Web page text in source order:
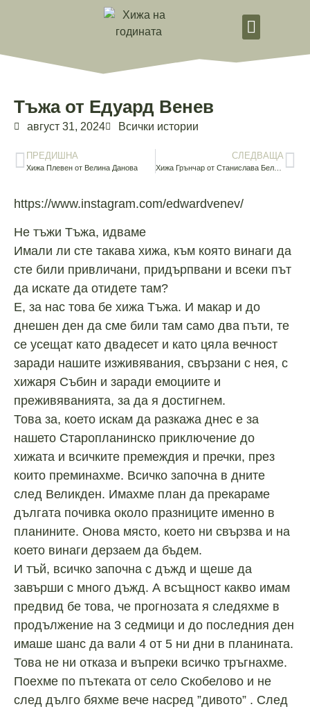
Тъжа от Едуард Венев
август 31, 2024 Всички истории
ПРЕДИШНА
Хижа Плевен от Велина Данова
СЛЕДВАЩА
Хижа Грънчар от Станислава Белчева
https://www.instagram.com/edwardvenev/
Не тъжи Тъжа, идваме
Имали ли сте такава хижа, към която винаги да
сте били привличани, придърпвани и всеки път
да искате да отидете там?
Е, за нас това бе хижа Тъжа. И макар и до
днешен ден да сме били там само два пъти, те
се усещат като двадесет и като цяла вечност
заради нашите изживявания, свързани с нея, с
хижаря Събин и заради емоциите и
преживяванията, за да я достигнем.
Това за, което искам да разкажа днес е за
нашето Старопланинско приключение до
хижата и всичките премеждия и пречки, през
които преминахме. Всичко започна в дните
след Великден. Имахме план да прекараме
дългата почивка около празниците именно в
планините. Онова място, което ни свързва и на
което винаги дерзаем да бъдем.
И тъй, всичко започна с дъжд и щеше да
завърши с много дъжд. А всъщност какво имам
предвид бе това, че прогнозата я следяхме в
продължение на 3 седмици и до последния ден
имаше шанс да вали 4 от 5 ни дни в планината.
Това не ни отказа и въпреки всичко тръгнахме.
Поехме по пътеката от село Скобелово и не
след дълго бяхме вече насред ”дивото” . След